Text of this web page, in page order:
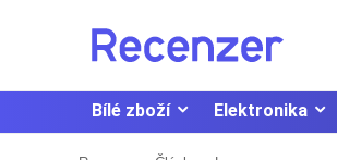
Bílé zboží Elektronika